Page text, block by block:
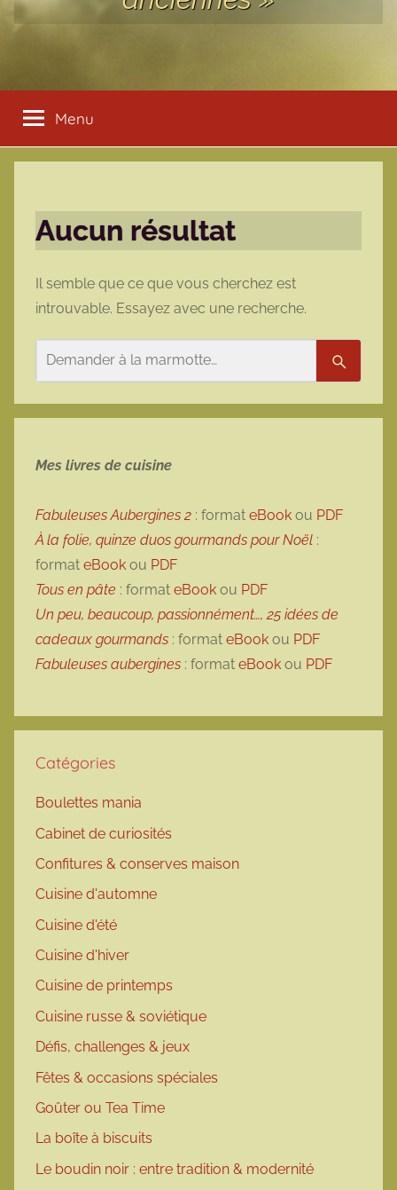
Menu
Aucun résultat
Il semble que ce que vous cherchez est
introuvable. Essayez avec une recherche.
Mes livres de cuisine
Fabuleuses Aubergines 2 : format eBook ou PDF
À la folie, quinze duos gourmands pour Noël :
format eBook ou PDF
Tous en pâte : format eBook ou PDF
Un peu, beaucoup, passionnément…, 25 idées de
cadeaux gourmands : format eBook ou PDF
Fabuleuses aubergines : format eBook ou PDF
Catégories
Boulettes mania
Cabinet de curiosités
Confitures & conserves maison
Cuisine d'automne
Cuisine d'été
Cuisine d'hiver
Cuisine de printemps
Cuisine russe & soviétique
Défis, challenges & jeux
Fêtes & occasions spéciales
Goûter ou Tea Time
La boîte à biscuits
Le boudin noir : entre tradition & modernité